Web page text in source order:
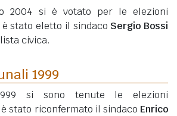
2004 si è votato per le elezioni
stato eletto il sindaco Sergio Bossi
civica.
1999
si sono tenute le elezioni
stato riconfermato il sindaco Enrico